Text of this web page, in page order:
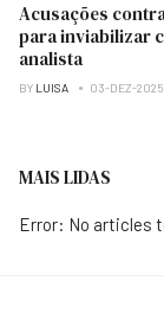
Acusações
para inviabilizar
analista
BY LUISA 03-DEZ-2025
MAIS LIDAS
Error: No articles